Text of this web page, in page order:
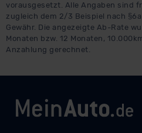
vorausgesetzt. Alle Angaben sind
zugleich dem 2/3 Beispiel nach
Gewähr. Die angezeigte Ab-Rate
Monaten bzw. 12 Monaten,
Anzahlung gerechnet.